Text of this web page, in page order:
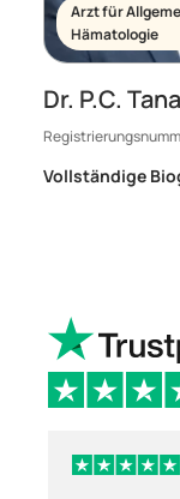
Arzt für
Hämatologie
Dr. P.C.
Vollständige